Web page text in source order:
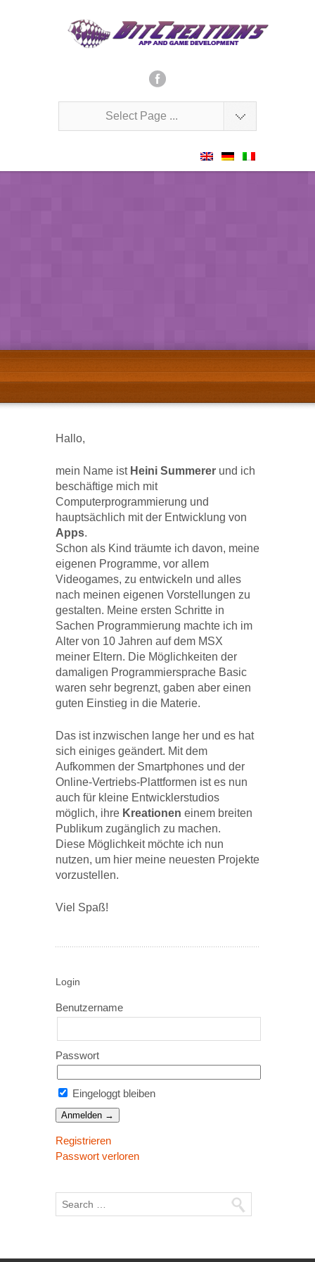
Select Page ...
Hallo,
mein Name ist Heini Summerer und ich
beschäftige mich mit
Computerprogrammierung und
hauptsächlich mit der Entwicklung von
Apps.
Schon als Kind träumte ich davon, meine
eigenen Programme, vor allem
Videogames, zu entwickeln und alles
nach meinen eigenen Vorstellungen zu
gestalten. Meine ersten Schritte in
Sachen Programmierung machte ich im
Alter von 10 Jahren auf dem MSX
meiner Eltern. Die Möglichkeiten der
damaligen Programmiersprache Basic
waren sehr begrenzt, gaben aber einen
guten Einstieg in die Materie.
Das ist inzwischen lange her und es hat
sich einiges geändert. Mit dem
Aufkommen der Smartphones und der
Online-Vertriebs-Plattformen ist es nun
auch für kleine Entwicklerstudios
möglich, ihre Kreationen einem breiten
Publikum zugänglich zu machen.
Diese Möglichkeit möchte ich nun
nutzen, um hier meine neuesten Projekte
vorzustellen.
Viel Spaß!
Login
Benutzername
Passwort
Eingeloggt bleiben
Registrieren
Passwort verloren